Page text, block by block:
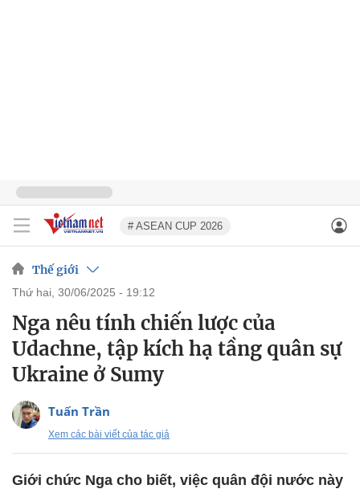
# ASEAN CUP 2026
Thế giới
thứ hai, 30/06/2025 - 19:12
Nga nêu tính chiến lược của
Udachne, tập kích hạ tầng quân sự
Ukraine ở Sumy
Tuấn Trần
Xem các bài viết của tác giả
Giới chức Nga cho biết, việc quân đội nước này